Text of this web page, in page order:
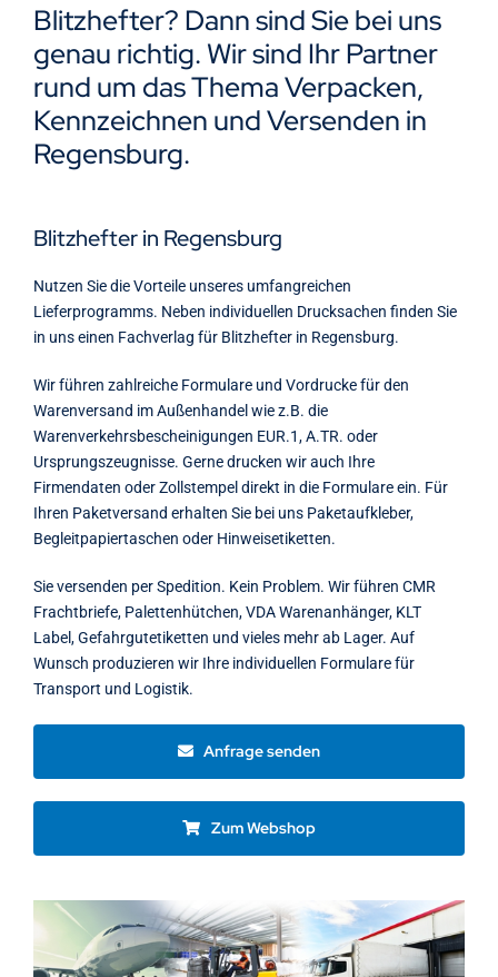
Blitzhefter? Dann sind Sie bei uns
genau richtig. Wir sind Ihr Partner
rund um das Thema Verpacken,
Kennzeichnen und Versenden in
Regensburg.
Blitzhefter in Regensburg
Nutzen Sie die Vorteile unseres umfangreichen
Lieferprogramms. Neben individuellen Drucksachen finden Sie
in uns einen Fachverlag für Blitzhefter in Regensburg.
Wir führen zahlreiche Formulare und Vordrucke für den
Warenversand im Außenhandel wie z.B. die
Warenverkehrsbescheinigungen EUR.1, A.TR. oder
Ursprungszeugnisse. Gerne drucken wir auch Ihre
Firmendaten oder Zollstempel direkt in die Formulare ein. Für
Ihren Paketversand erhalten Sie bei uns Paketaufkleber,
Begleitpapiertaschen oder Hinweisetiketten.
Sie versenden per Spedition. Kein Problem. Wir führen CMR
Frachtbriefe, Palettenhütchen, VDA Warenanhänger, KLT
Label, Gefahrgutetiketten und vieles mehr ab Lager. Auf
Wunsch produzieren wir Ihre individuellen Formulare für
Transport und Logistik.
Anfrage senden
Zum Webshop